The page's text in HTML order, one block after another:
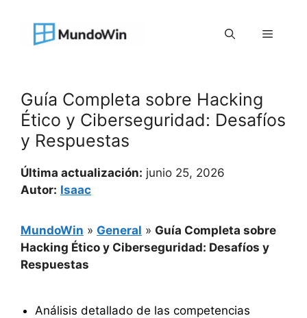
contenido
Menú
Guía Completa sobre Hacking
Ético y Ciberseguridad: Desafíos
y Respuestas
Última actualización: junio 25, 2026
Autor: Isaac
MundoWin » General » Guía Completa sobre
Hacking Ético y Ciberseguridad: Desafíos y
Respuestas
Análisis detallado de las competencias